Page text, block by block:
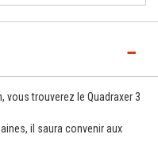
vous trouverez le Quadraxer 3
il saura convenir aux